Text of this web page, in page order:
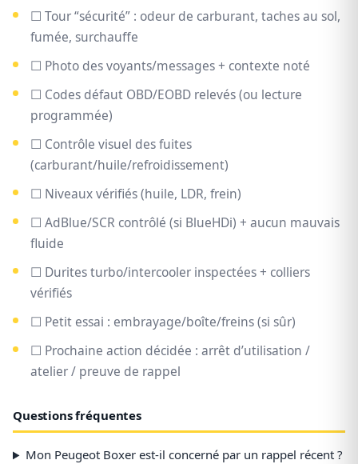
☐ Tour “sécurité” : odeur de carburant, taches au sol,
fumée, surchauffe
☐ Photo des voyants/messages + contexte noté
☐ Codes défaut OBD/EOBD relevés (ou lecture
programmée)
☐ Contrôle visuel des fuites
(carburant/huile/refroidissement)
☐ Niveaux vérifiés (huile, LDR, frein)
☐ AdBlue/SCR contrôlé (si BlueHDi) + aucun mauvais
fluide
☐ Durites turbo/intercooler inspectées + colliers
vérifiés
☐ Petit essai : embrayage/boîte/freins (si sûr)
☐ Prochaine action décidée : arrêt d’utilisation /
atelier / preuve de rappel
Questions fréquentes
Mon Peugeot Boxer est-il concerné par un rappel récent ?